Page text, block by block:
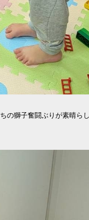
の獅子奮闘ぶりが素晴ら